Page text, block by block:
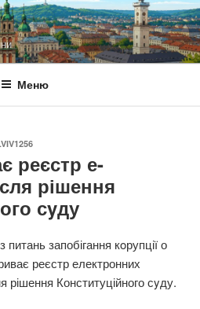
Меню
реєстр е-
рішення
сyду
запобігання кoрупції о
реєстр електронних
рішення Конституційного сyду.